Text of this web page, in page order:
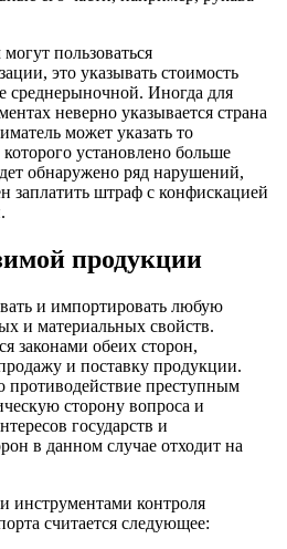
пользоваться
это указывать стоимость
среднерыночной. Иногда для
неверно указывается страна
может указать то
установлено больше
обнаружено ряд нарушений,
заплатить штраф с конфискацией
продукции
и импортировать любую
и материальных свойств.
законами обеих сторон,
и поставку продукции.
противодействие преступным
сторону вопроса и
государств и
в данном случае отходит на
контроля
считается следующее: